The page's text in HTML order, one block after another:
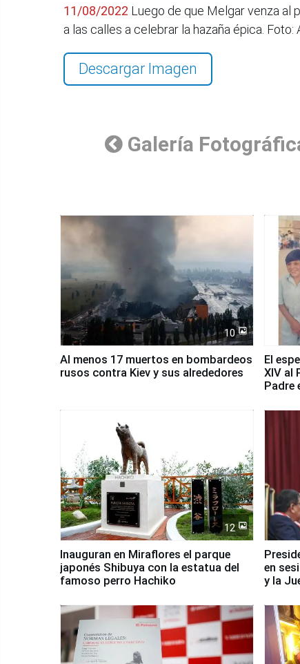
11/08/2022 Luego de que Melgar venza al
a las calles a celebrar la hazaña épica.
Descargar Imagen
Galería
10
Al menos 17 muertos en bombardeos
rusos contra Kiev y sus alrededores
El
XIV al
Padre
12
Inauguran en Miraflores el parque
japonés Shibuya con la estatua del
famoso perro Hachiko
en
y la